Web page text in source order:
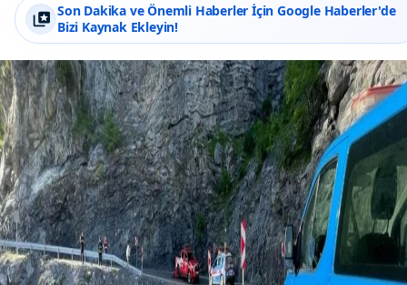
Son Dakika ve Önemli Haberler İçin Google Haberler'de
Bizi Kaynak Ekleyin!